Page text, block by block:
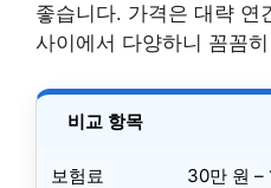
좋습니다. 가격은 대략
사이에서 다양하니 꼼꼼
비교 항목
보험료 30만 원 –